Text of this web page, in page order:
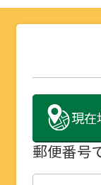
現在
郵便番号